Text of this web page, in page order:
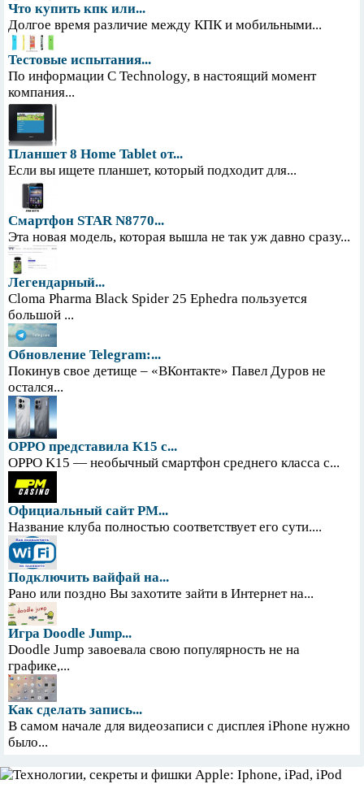
Что купить кпк или...
Долгое время различие между КПК и мобильными...
Тестовые испытания...
По информации С Technology, в настоящий момент
компания...
Планшет 8 Home Tablet от...
Если вы ищете планшет, который подходит для...
Смартфон STAR N8770...
Эта новая модель, которая вышла не так уж давно сразу...
Легендарный...
Cloma Pharma Black Spider 25 Ephedra пользуется
большой ...
Обновление Telegram:...
Покинув свое детище – «ВКонтакте» Павел Дуров не
остался...
OPPO представила K15 с...
OPPO K15 — необычный смартфон среднего класса с...
Официальный сайт PM...
Название клуба полностью соответствует его сути....
Подключить вайфай на...
Рано или поздно Вы захотите зайти в Интернет на...
Игра Doodle Jump...
Doodle Jump завоевала свою популярность не на
графике,...
Как сделать запись...
В самом начале для видеозаписи с дисплея iPhone нужно
было...